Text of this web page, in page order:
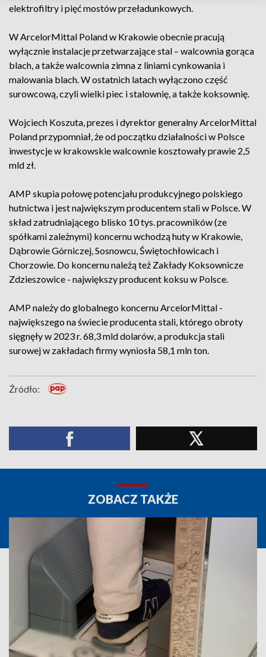
elektrofiltry i pięć mostów przeładunkowych.
W ArcelorMittal Poland w Krakowie obecnie pracują
wyłącznie instalacje przetwarzające stal – walcownia gorąca
blach, a także walcownia zimna z liniami cynkowania i
malowania blach. W ostatnich latach wyłączono część
surowcową, czyli wielki piec i stalownię, a także koksownię.
Wojciech Koszuta, prezes i dyrektor generalny ArcelorMittal
Poland przypomniał, że od początku działalności w Polsce
inwestycje w krakowskie walcownie kosztowały prawie 2,5
mld zł.
AMP skupia połowę potencjału produkcyjnego polskiego
hutnictwa i jest największym producentem stali w Polsce. W
skład zatrudniającego blisko 10 tys. pracowników (ze
spółkami zależnymi) koncernu wchodzą huty w Krakowie,
Dąbrowie Górniczej, Sosnowcu, Świętochłowicach i
Chorzowie. Do koncernu należą też Zakłady Koksownicze
Zdzieszowice - największy producent koksu w Polsce.
AMP należy do globalnego koncernu ArcelorMittal -
największego na świecie producenta stali, którego obroty
sięgnęły w 2023 r. 68,3 mld dolarów, a produkcja stali
surowej w zakładach firmy wyniosła 58,1 mln ton.
Źródło:
ZOBACZ TAKŻE